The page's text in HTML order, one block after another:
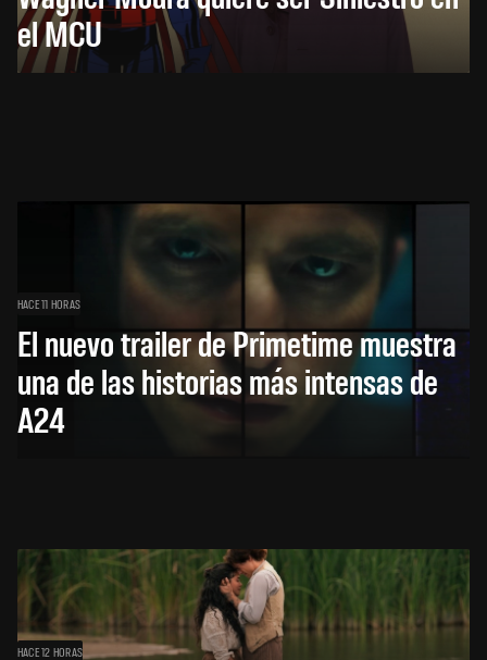
el MCU
HACE 11 HORAS
El nuevo trailer de Primetime muestra
una de las historias más intensas de
A24
HACE 12 HORAS